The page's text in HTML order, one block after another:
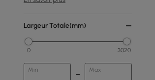
Largeur Totale(mm)
0 3020
Min Max